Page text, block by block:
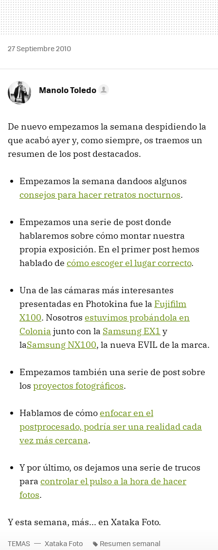
27 Septiembre 2010
Manolo Toledo
De nuevo empezamos la semana despidiendo la
que acabó ayer y, como siempre, os traemos un
resumen de los post destacados.
Empezamos la semana dandoos algunos
consejos para hacer retratos nocturnos.
Empezamos una serie de post donde
hablaremos sobre cómo montar nuestra
propia exposición. En el primer post hemos
hablado de cómo escoger el lugar correcto.
Una de las cámaras más interesantes
presentadas en Photokina fue la Fujifilm
X100. Nosotros estuvimos probándola en
Colonia junto con la Samsung EX1 y
laSamsung NX100, la nueva EVIL de la marca.
Empezamos también una serie de post sobre
los proyectos fotográficos.
Hablamos de cómoenfocar en el
postprocesado, podría ser una realidad cada
vez más cercana.
Y por último, os dejamos una serie de trucos
para controlar el pulso a la hora de hacer
fotos.
Y esta semana, más... en Xataka Foto.
TEMAS Xataka Foto Resumen semanal